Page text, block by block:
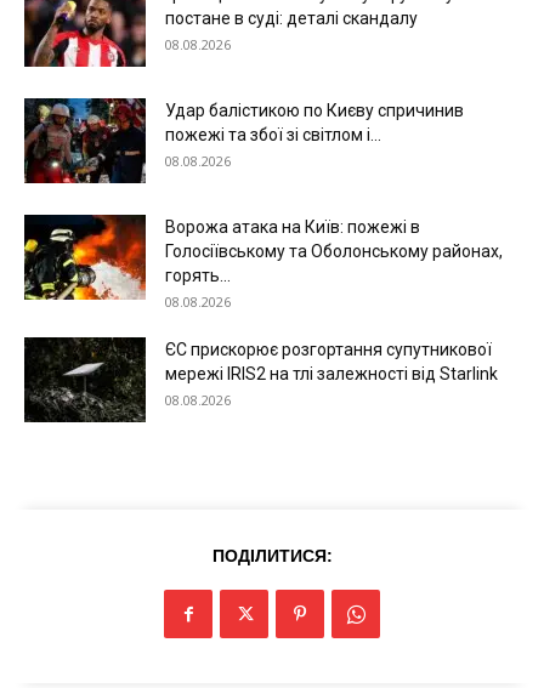
Меню
Київ
Україна
постане в суді: деталі скандалу
08.08.2026
Удар балістикою по Києву спричинив
пожежі та збої зі світлом і...
08.08.2026
Ворожа атака на Київ: пожежі в
Голосіївському та Оболонському районах,
горять...
08.08.2026
ЄС прискорює розгортання супутникової
мережі IRIS2 на тлі залежності від Starlink
08.08.2026
ПОДІЛИТИСЯ: